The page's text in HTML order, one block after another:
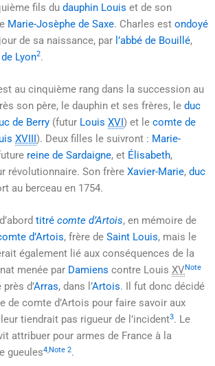
fils du dauphin Louis et de son
Marie-Josèphe de Saxe. Charles est ondoyé
de sa naissance, par l’abbé de Bouillé,
Lyon2.
au cinquième rang dans la succession au
son père, le dauphin et ses frères, le duc
de Berry (futur Louis XVI) et le comte de
XVIII). Deux filles le suivront : Marie-
reine de Sardaigne, et Élisabeth,
révolutionnaire. Son frère Xavier-Marie, duc
au berceau en 1754.
titré comte d’Artois, en mémoire de
d’Artois, frère de Saint Louis, mais le
également lié aux conséquences de la
menée par Damiens contre Louis XVNote
d’Arras, dans l’Artois. Il fut donc décidé
de comte d’Artois pour faire savoir aux
tiendrait pas rigueur de l’incident3. Le
attribuer pour armes de France à la
gueules4,Note 2.